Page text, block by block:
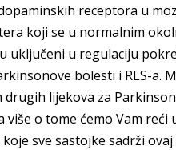
receptora u
koji se u normalnim
uključeni u regulaciju
bolesti i RLS-
lijekova za
više o tome ćemo Vam
sve sastojke sadrži ovaj